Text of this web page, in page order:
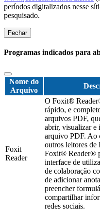
períodos digitalizados nesse
pesquisado.
Fechar
Programas indicados para
Nome do
Arquivo
Foxit
Reader
O Foxit®
rápido, e
arquivos PDF,
abrir, visualizar e
arquivo PDF. Ao
outros leitores de
Foxit® Reader®
interface de
de colaboração
de adicionar
preencher
compartilhar
redes sociais.